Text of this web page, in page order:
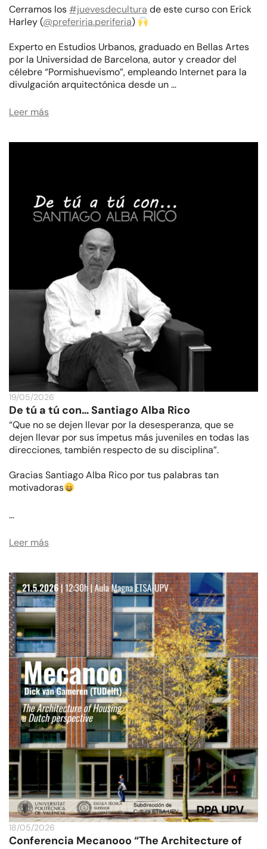
Cerramos los#juevesdecultura de este curso con Erick
Harley (@preferiria.periferia)
Experto en Estudios Urbanos, graduado en Bellas Artes
por la Universidad de Barcelona, autor y creador del
célebre “Pormishuevismo”, empleando Internet para la
divulgación arquitectónica desde un …
Leer más
19/05/2026
De tú a tú con… Santiago Alba Rico
“Que no se dejen llevar por la desesperanza, que se
dejen llevar por sus ímpetus más juveniles en todas las
direcciones, también respecto de su disciplina”.
Gracias Santiago Alba Rico por tus palabras tan
motivadoras
…
Leer más
18/05/2026
Conferencia Mecanooo “The Architecture of